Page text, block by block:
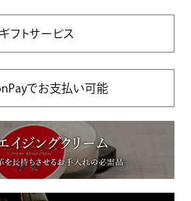
ギフトサービス
でお支払い可能